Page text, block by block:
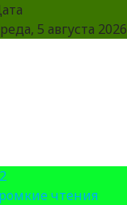
5 августа
чтения